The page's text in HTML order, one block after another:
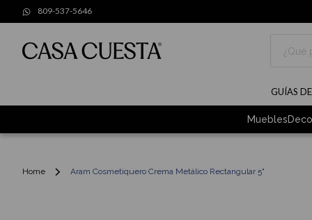
809-537-5646
GUÍAS
Muebles
Home Aram Cosmetiquero Crema Metálico Rectangular 5"